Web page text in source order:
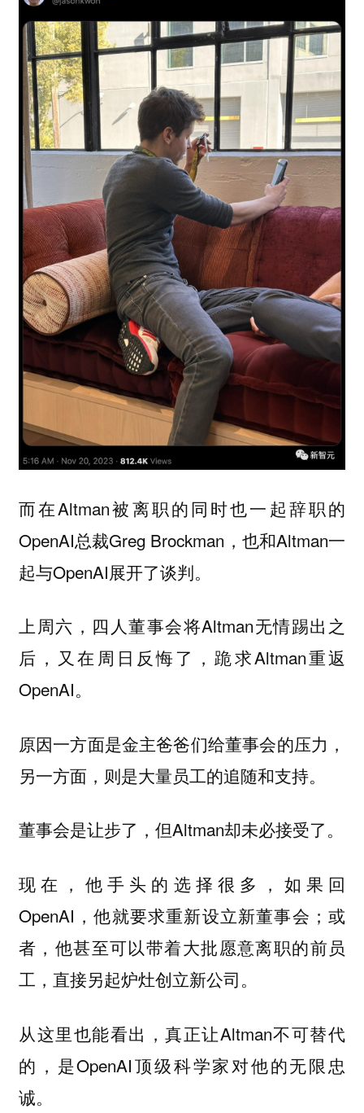
而在Altman被离职的同时也一起辞职的
OpenAI总裁Greg Brockman，也和Altman一
起与OpenAI展开了谈判。
上周六，四人董事会将Altman无情踢出之
后，又在周日反悔了，跪求Altman重返
OpenAI。
原因一方面是金主爸爸们给董事会的压力，
另一方面，则是大量员工的追随和支持。
董事会是让步了，但Altman却未必接受了。
现在，他手头的选择很多，如果回
OpenAI，他就要求重新设立新董事会；或
者，他甚至可以带着大批愿意离职的前员
工，直接另起炉灶创立新公司。
从这里也能看出，真正让Altman不可替代
的，是OpenAI顶级科学家对他的无限忠
诚。